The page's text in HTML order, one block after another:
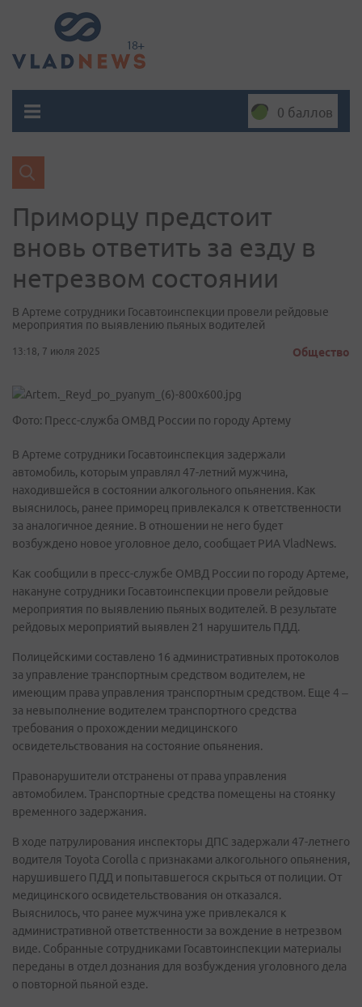
0 баллов
Приморцу предстоит
вновь ответить за езду в
нетрезвом состоянии
В Артеме сотрудники Госавтоинспекции провели рейдовые
мероприятия по выявлению пьяных водителей
13:18, 7 июля 2025 Общество
Фото: Пресс-служба ОМВД России по городу Артему
В Артеме сотрудники Госавтоинспекция задержали
автомобиль, которым управлял 47-летний мужчина,
находившейся в состоянии алкогольного опьянения. Как
выяснилось, ранее приморец привлекался к ответственности
за аналогичное деяние. В отношении не него будет
возбуждено новое уголовное дело, сообщает РИА VladNews.
Как сообщили в пресс-службе ОМВД России по городу Артеме,
накануне сотрудники Госавтоинспекции провели рейдовые
мероприятия по выявлению пьяных водителей. В результате
рейдовых мероприятий выявлен 21 нарушитель ПДД.
Полицейскими составлено 16 административных протоколов
за управление транспортным средством водителем, не
имеющим права управления транспортным средством. Еще 4 –
за невыполнение водителем транспортного средства
требования о прохождении медицинского
освидетельствования на состояние опьянения.
Правонарушители отстранены от права управления
автомобилем. Транспортные средства помещены на стоянку
временного задержания.
В ходе патрулирования инспекторы ДПС задержали 47-летнего
водителя Toyota Corolla с признаками алкогольного опьянения,
нарушившего ПДД и попытавшегося скрыться от полиции. От
медицинского освидетельствования он отказался.
Выяснилось, что ранее мужчина уже привлекался к
административной ответственности за вождение в нетрезвом
виде. Собранные сотрудниками Госавтоинспекции материалы
переданы в отдел дознания для возбуждения уголовного дела
о повторной пьяной езде.